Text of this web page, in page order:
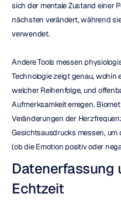
sich der mentale Zustand einer
nächsten verändert, während
verwendet.
Andere Tools messen
Technologie zeigt genau, wohin
welcher Reihenfolge, und
Aufmerksamkeit erregen.
Veränderungen der
Gesichtsausdrucks messen, um
(ob die Emotion positiv oder
Datenerfassung
Echtzeit